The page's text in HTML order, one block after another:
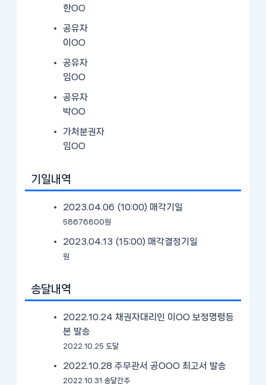
한OO
공유자
이OO
공유자
임OO
공유자
박OO
가처분권자
임OO
기일내역
2023.04.06 (10:00) 매각기일
58676800원
2023.04.13 (15:00) 매각결정기일
원
송달내역
2022.10.24 채권자대리인 이OO 보정명령등
본 발송
2022.10.25 도달
2022.10.28 주무관서 공OOO 최고서 발송
2022.10.31 송달간주